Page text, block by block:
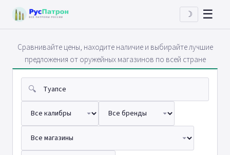
☽ ☰
Сравнивайте цены, находите наличие и выбирайте лучшие
предложения от оружейных магазинов по всей стране
🔍